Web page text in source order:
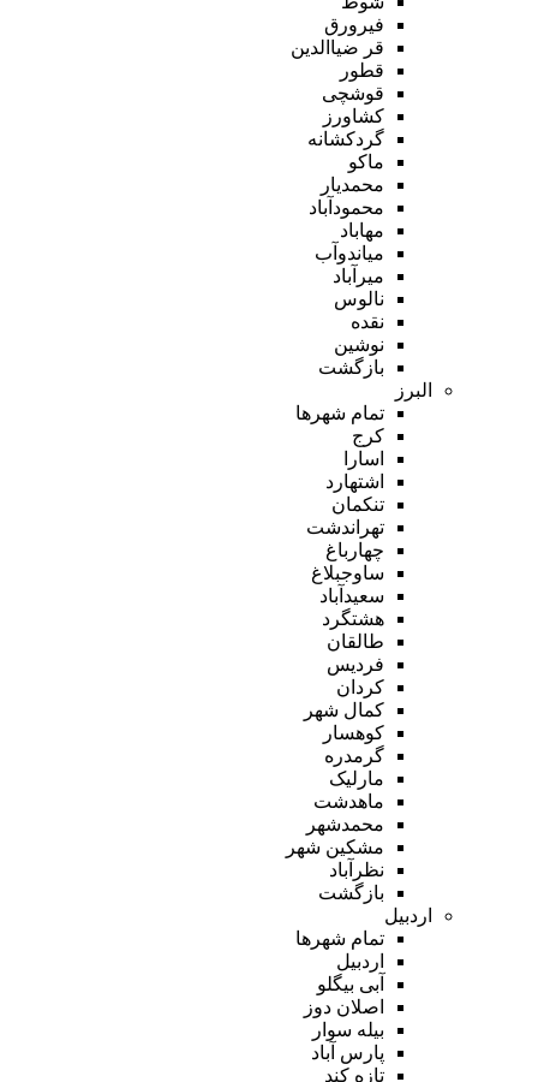
فیرورق
قر ضیاالدین
قطور
قوشچی
کشاورز
گردکشانه
ماکو
محمدیار
محمودآباد
مهاباد
میاندوآب
میرآباد
نالوس
نقده
نوشین
بازگشت
البرز
تمام شهر‌ها
کرج
اسارا
اشتهارد
تنکمان
تهراندشت
چهارباغ
ساوجبلاغ
سعیدآباد
هشتگرد
طالقان
فردیس
کردان
کمال شهر
کوهسار
گرمدره
مارلیک
ماهدشت
محمدشهر
مشکین شهر
نظرآباد
بازگشت
اردبیل
تمام شهر‌ها
اردبیل
آبی بیگلو
اصلان دوز
بیله سوار
پارس آباد
تازه کند